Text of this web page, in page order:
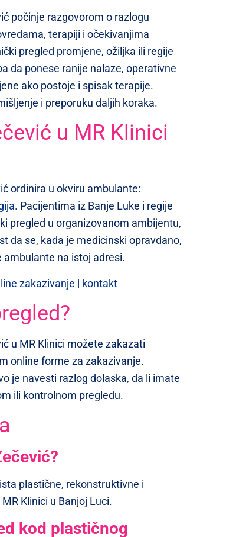
počinje razgovorom o razlogu
terapiji i očekivanjima
pregled promjene, ožiljka ili regije
da ponese ranije nalaze, operativne
ako postoje i spisak terapije.
i preporuku daljih koraka.
u MR Klinici
ordinira u okviru ambulante:
. Pacijentima iz Banje Luke i regije
pregled u organizovanom ambijentu,
da se, kada je medicinski opravdano,
na istoj adresi.
zakazivanje | kontakt
u MR Klinici možete zakazati
online forme za zakazivanje.
je navesti razlog dolaska, da li imate
ili kontrolnom pregledu.
plastične, rekonstruktivne i
Klinici u Banjoj Luci.
kod plastičnog